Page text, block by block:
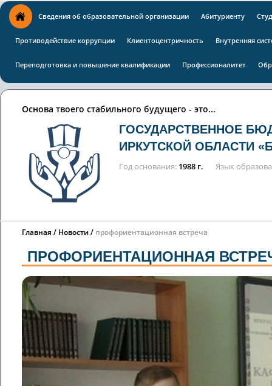
Сведения об образовательной организации Абитуриенту
Противодействие коррупции Клиентоцентричность Внутренняя
Переподготовка и повышение квалификации Профессионалитет
Основа твоего стабильного будущего - это...
ГОСУДАРСТВЕННОЕ
ИРКУТСКОЙ ОБЛАСТИ
Год основания 1988 г. Язык
Главная Новости профориентационная встреча
ПРОФОРИЕНТАЦИОННАЯ